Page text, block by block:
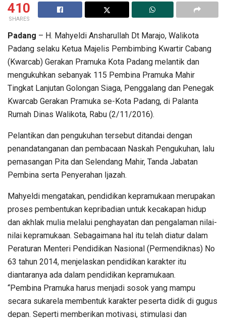
410
SHARES
Padang – H. Mahyeldi Ansharullah Dt Marajo, Walikota
Padang selaku Ketua Majelis Pembimbing Kwartir Cabang
(Kwarcab) Gerakan Pramuka Kota Padang melantik dan
mengukuhkan sebanyak 115 Pembina Pramuka Mahir
Tingkat Lanjutan Golongan Siaga, Penggalang dan Penegak
Kwarcab Gerakan Pramuka se-Kota Padang, di Palanta
Rumah Dinas Walikota, Rabu (2/11/2016).
Pelantikan dan pengukuhan tersebut ditandai dengan
penandatanganan dan pembacaan Naskah Pengukuhan, lalu
pemasangan Pita dan Selendang Mahir, Tanda Jabatan
Pembina serta Penyerahan Ijazah.
Mahyeldi mengatakan, pendidikan kepramukaan merupakan
proses pembentukan kepribadian untuk kecakapan hidup
dan akhlak mulia melalui penghayatan dan pengalaman nilai-
nilai kepramukaan. Sebagaimana hal itu telah diatur dalam
Peraturan Menteri Pendidikan Nasional (Permendiknas) No
63 tahun 2014, menjelaskan pendidikan karakter itu
diantaranya ada dalam pendidikan kepramukaan.
“Pembina Pramuka harus menjadi sosok yang mampu
secara sukarela membentuk karakter peserta didik di gugus
depan. Seperti memberikan motivasi, stimulasi dan